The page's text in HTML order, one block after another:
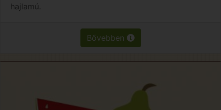
hajlamú.
Bővebben